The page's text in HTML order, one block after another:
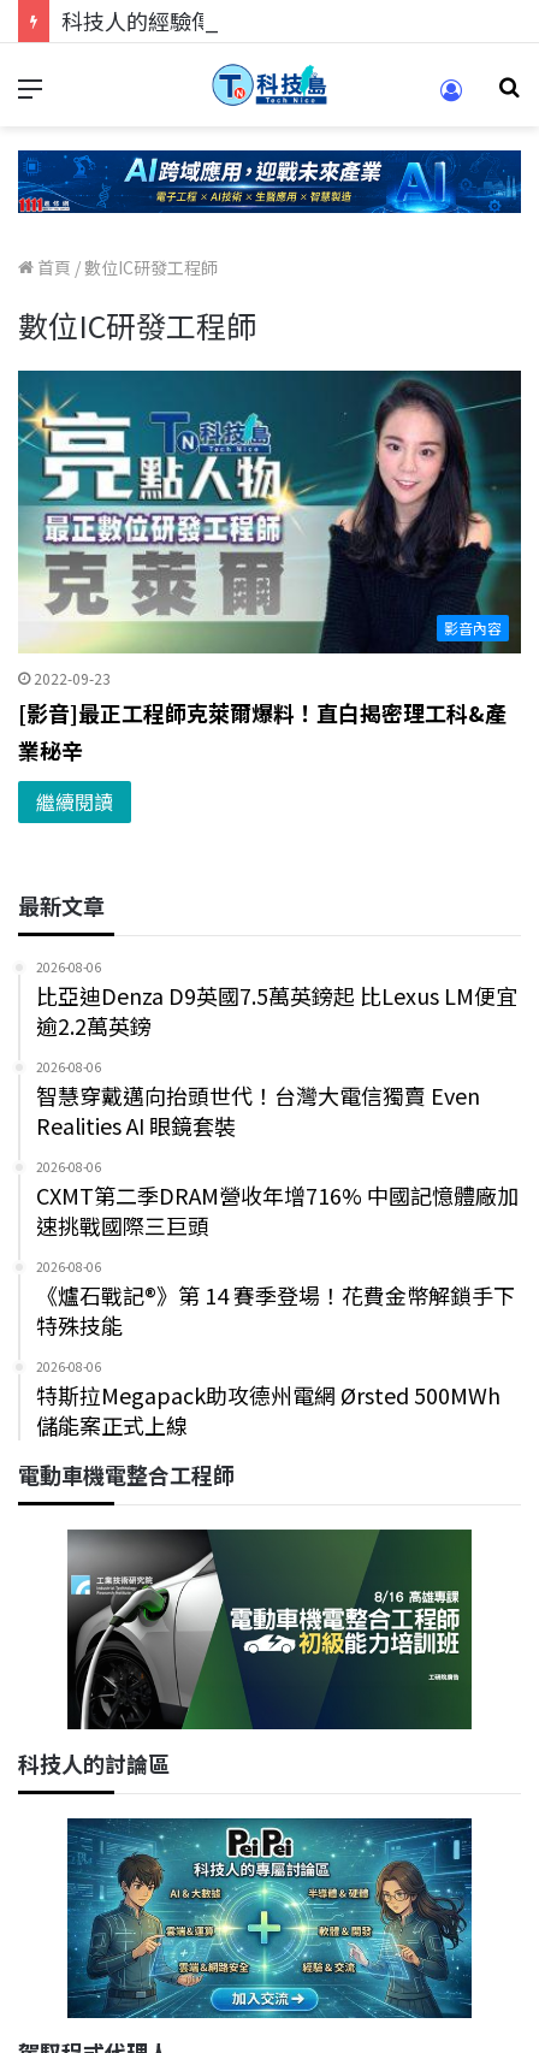
首頁 /數位IC研發工程師
數位IC研發工程師
影音內容
2022-09-23
[影音]最正工程師克萊爾爆料！直白揭密理工科&產
業秘辛
繼續閱讀
最新文章
2026-08-06
比亞迪Denza D9英國7.5萬英鎊起 比Lexus LM便宜
逾2.2萬英鎊
2026-08-06
智慧穿戴邁向抬頭世代！台灣大電信獨賣 Even
Realities AI 眼鏡套裝
2026-08-06
CXMT第二季DRAM營收年增716% 中國記憶體廠加
速挑戰國際三巨頭
2026-08-06
《爐石戰記®》第 14 賽季登場！花費金幣解鎖手下
特殊技能
2026-08-06
特斯拉Megapack助攻德州電網 Ørsted 500MWh
儲能案正式上線
電動車機電整合工程師
科技人的討論區